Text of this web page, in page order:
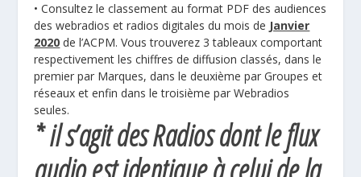
• Consultez le classement au format PDF des audiences
des webradios et radios digitales du mois de Janvier
2020 de l’ACPM. Vous trouverez 3 tableaux comportant
respectivement les chiffres de diffusion classés, dans le
premier par Marques, dans le deuxième par Groupes et
réseaux et enfin dans le troisième par Webradios
seules.
* il s’agit des Radios dont le flux